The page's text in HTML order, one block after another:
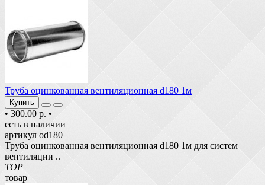
Труба оцинкованная вентиляционная d180 1м
Купить
• 300.00 р. •
есть в наличии
артикул od180
Труба оцинкованная вентиляционная d180 1м для систем
вентиляции ..
TOP
товар